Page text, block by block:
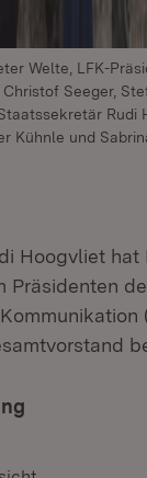
Welte, LFK-
Seeger,
Rudi
Kühnle und
Hoogvliet hat
Präsidenten